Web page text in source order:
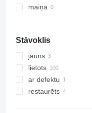
maiņa
Stāvoklis
jauns
lietots
ar defektu
restaurēts